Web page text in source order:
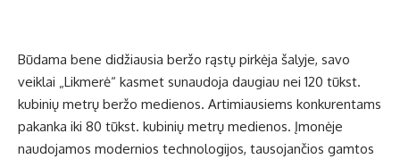
Būdama bene didžiausia beržo rąstų pirkėja šalyje, savo
veiklai „Likmerė“ kasmet sunaudoja daugiau nei 120 tūkst.
kubinių metrų beržo medienos. Artimiausiems konkurentams
pakanka iki 80 tūkst. kubinių metrų medienos. Įmonėje
naudojamos modernios technologijos, tausojančios gamtos